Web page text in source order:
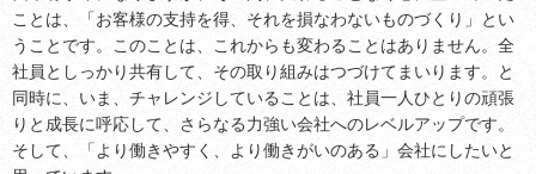
ことは、「お客様の支持を得、それを損なわないものづくり」とい
うことです。このことは、これからも変わることはありません。全
社員としっかり共有して、その取り組みはつづけてまいります。と
同時に、いま、チャレンジしていることは、社員一人ひとりの頑張
りと成長に呼応して、さらなる力強い会社へのレベルアップです。
そして、「より働きやすく、より働きがいのある」会社にしたいと